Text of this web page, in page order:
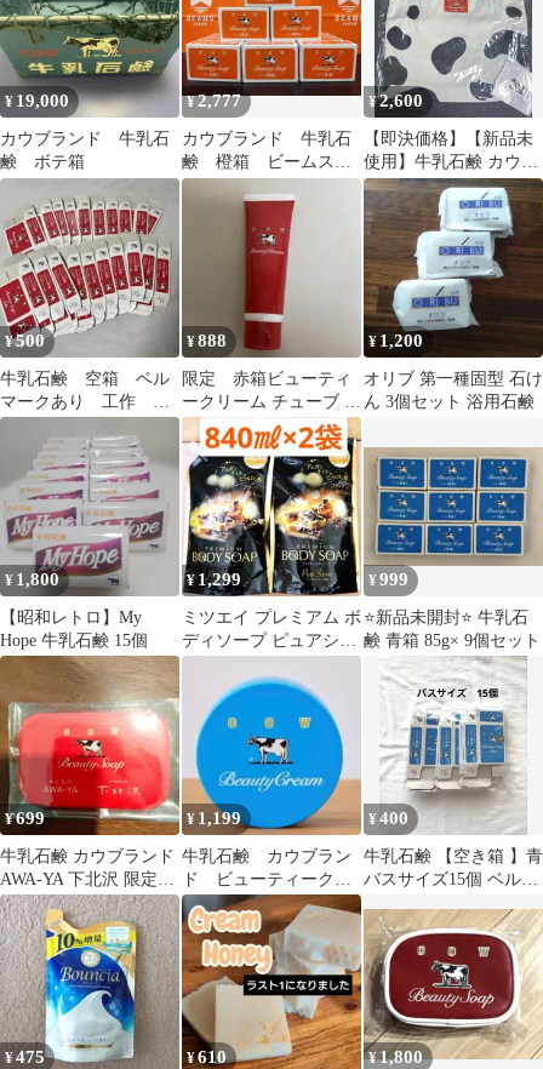
¥ 19,000
カウブランド 牛乳石
鹸 ボテ箱
¥2,777
カウブランド 牛乳石
鹸 橙箱 ビームス
オレンジ 薬用石鹸 4
箱 デオドラント
¥2,600
【即決価格】【新品未
使用】牛乳石鹸 カウブ
ランド赤箱 牛柄トート
バッグ
¥500
牛乳石鹸 空箱 ベル
マークあり 工作
箱 夏休み 赤箱 20
¥888
限定 赤箱ビューティ
ークリーム チューブ 牛
乳石鹸 カウブランド ☘️
¥1,200
オリブ 第一種固型 石け
ん 3個セット 浴用石鹸
¥ 1,800
【昭和レトロ】My
Hope 牛乳石鹸 15個
¥ 1,299
ミツエイ プレミアム ボ
ディソープ ピュアシャ
ボン 840ml×2袋
¥999
⭐️新品未開封⭐️ 牛乳石
鹸 青箱 85g× 9個セット
¥699
牛乳石鹸 カウブランド
AWA-YA 下北沢 限定缶
バッチ
¥ 1,199
牛乳石鹸 カウブラン
ド ビューティークリ
ーム ハンドクリーム
¥400
牛乳石鹸 【空き箱 】青
バスサイズ15個 ベルマ
¥475 ¥610 ¥1,800